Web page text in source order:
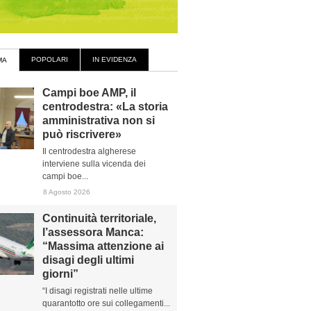
POPOLARI IN EVIDENZA
Campi boe AMP, il
centrodestra: «La storia
amministrativa non si
può riscrivere»
Il centrodestra algherese
interviene sulla vicenda dei
campi boe...
8 Agosto 2026
Continuità territoriale,
l’assessora Manca:
“Massima attenzione ai
disagi degli ultimi
giorni”
“I disagi registrati nelle ultime
quarantotto ore sui collegamenti...